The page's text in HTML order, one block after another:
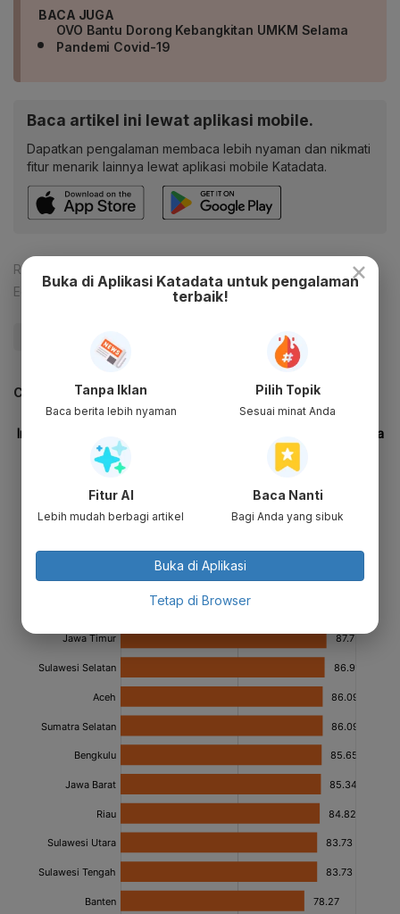
BACA JUGA
OVO Bantu Dorong Kebangkitan UMKM Selama
Pandemi Covid-19
Baca artikel ini lewat aplikasi mobile.
Dapatkan pengalaman membaca lebih nyaman dan nikmati
fitur menarik lainnya lewat aplikasi mobile Katadata.
Reporter:
Editor: Yuliawati
#Dompet Digital
CEK JUGA DATA INI
×
Buka di Aplikasi Katadata untuk pengalaman
terbaik!
Tanpa Iklan
Baca berita lebih nyaman
Pilih Topik
Sesuai minat Anda
Fitur AI
Lebih mudah berbagi artikel
Baca Nanti
Bagi Anda yang sibuk
Buka di Aplikasi
Tetap di Browser